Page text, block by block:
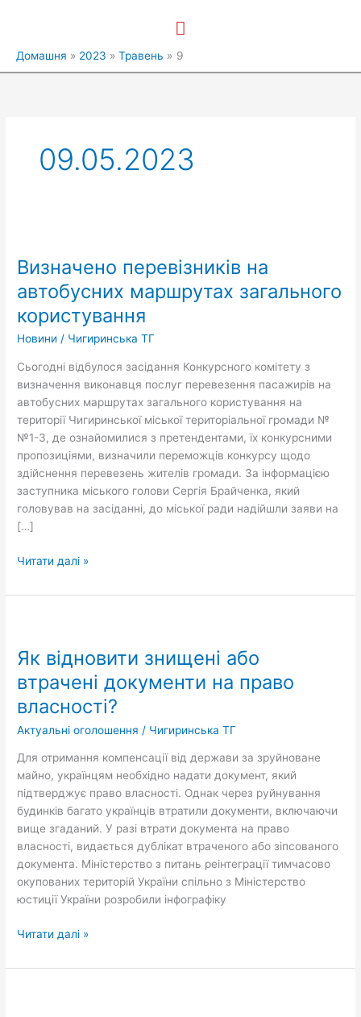
Головне
меню
Домашня 2023 Травень 9
09.05.2023
Визначено перевізників на
автобусних маршрутах загального
користування
Новини / Чигиринська ТГ
Сьогодні відбулося засідання Конкурсного комітету з
визначення виконавця послуг перевезення пасажирів на
автобусних маршрутах загального користування на
території Чигиринської міської територіальної громади №
№1-3, де ознайомилися з претендентами, їх конкурсними
пропозиціями, визначили переможців конкурсу щодо
здійснення перевезень жителів громади. За інформацією
заступника міського голови Сергія Брайченка, який
головував на засіданні, до міської ради надійшли заяви на
[…]
на
автобусних
маршрутах
загального
користування
Читати далі »
Як відновити знищені або
втрачені документи на право
власності?
Актуальні оголошення / Чигиринська ТГ
Для отримання компенсації від держави за зруйноване
майно, українцям необхідно надати документ, який
підтверджує право власності. Однак через руйнування
будинків багато українців втратили документи, включаючи
вище згаданий. У разі втрати документа на право
власності, видається дублікат втраченого або зіпсованого
документа. Міністерство з питань реінтеграції тимчасово
окупованих територій України спільно з Міністерство
юстиції України розробили інфографіку
знищені
втрачені
документи
на
власності?
Читати далі »